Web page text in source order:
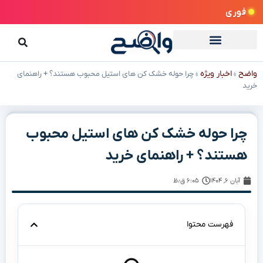
فوری
واضح »اخبار ویژه »چرا حوله خشک کن های استیل محبوب هستند؟ + راهنمای
خرید
چرا حوله خشک کن های استیل محبوب
هستند؟ + راهنمای خرید
آبان ۶, ۱۴۰۴ ۶:۰۵ ق٫ظ
فهرست محتوا